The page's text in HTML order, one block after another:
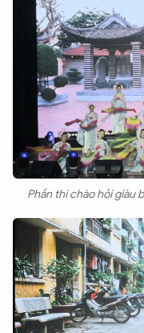
Phần thi chào hỏi giàu